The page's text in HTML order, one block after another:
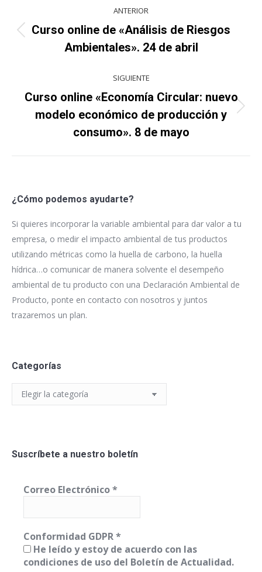
entre
proyectos
ANTERIOR
Proyecto
anterior
Curso online de «Análisis de Riesgos
Ambientales». 24 de abril
SIGUIENTE
Proyecto
siguiente
Curso online «Economía Circular: nuevo
modelo económico de producción y
consumo». 8 de mayo
¿Cómo podemos ayudarte?
Si quieres incorporar la variable ambiental para dar valor a tu
empresa, o medir el impacto ambiental de tus productos
utilizando métricas como la huella de carbono, la huella
hídrica…o comunicar de manera solvente el desempeño
ambiental de tu producto con una Declaración Ambiental de
Producto, ponte en contacto con nosotros y juntos
trazaremos un plan.
Categorías
Categorías
Suscríbete a nuestro boletín
Correo Electrónico*
Conformidad GDPR*
He leído y estoy de acuerdo con las
condiciones de uso del Boletín de Actualidad.